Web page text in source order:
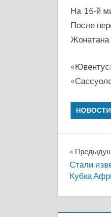
На 16-й
После
Жонатана
по
Стали
Кубка